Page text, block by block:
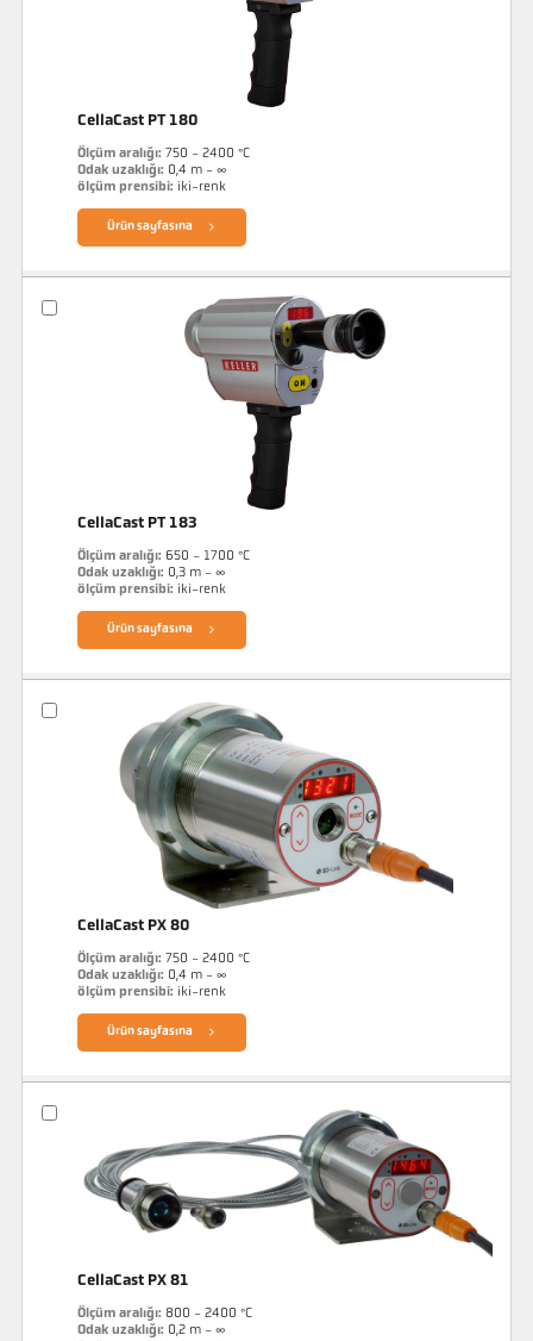
CellaCast PT 180
Ölçüm aralığı: 750 - 2400 °C
Odak uzaklığı: 0,4 m - ∞
ölçüm prensibi: iki-renk
Ürün sayfasına
CellaCast PT 183
Ölçüm aralığı: 650 - 1700 °C
Odak uzaklığı: 0,3 m - ∞
ölçüm prensibi: iki-renk
Ürün sayfasına
CellaCast PX 80
Ölçüm aralığı: 750 - 2400 °C
Odak uzaklığı: 0,4 m - ∞
ölçüm prensibi: iki-renk
Ürün sayfasına
CellaCast PX 81
Ölçüm aralığı: 800 - 2400 °C
Odak uzaklığı: 0,2 m - ∞